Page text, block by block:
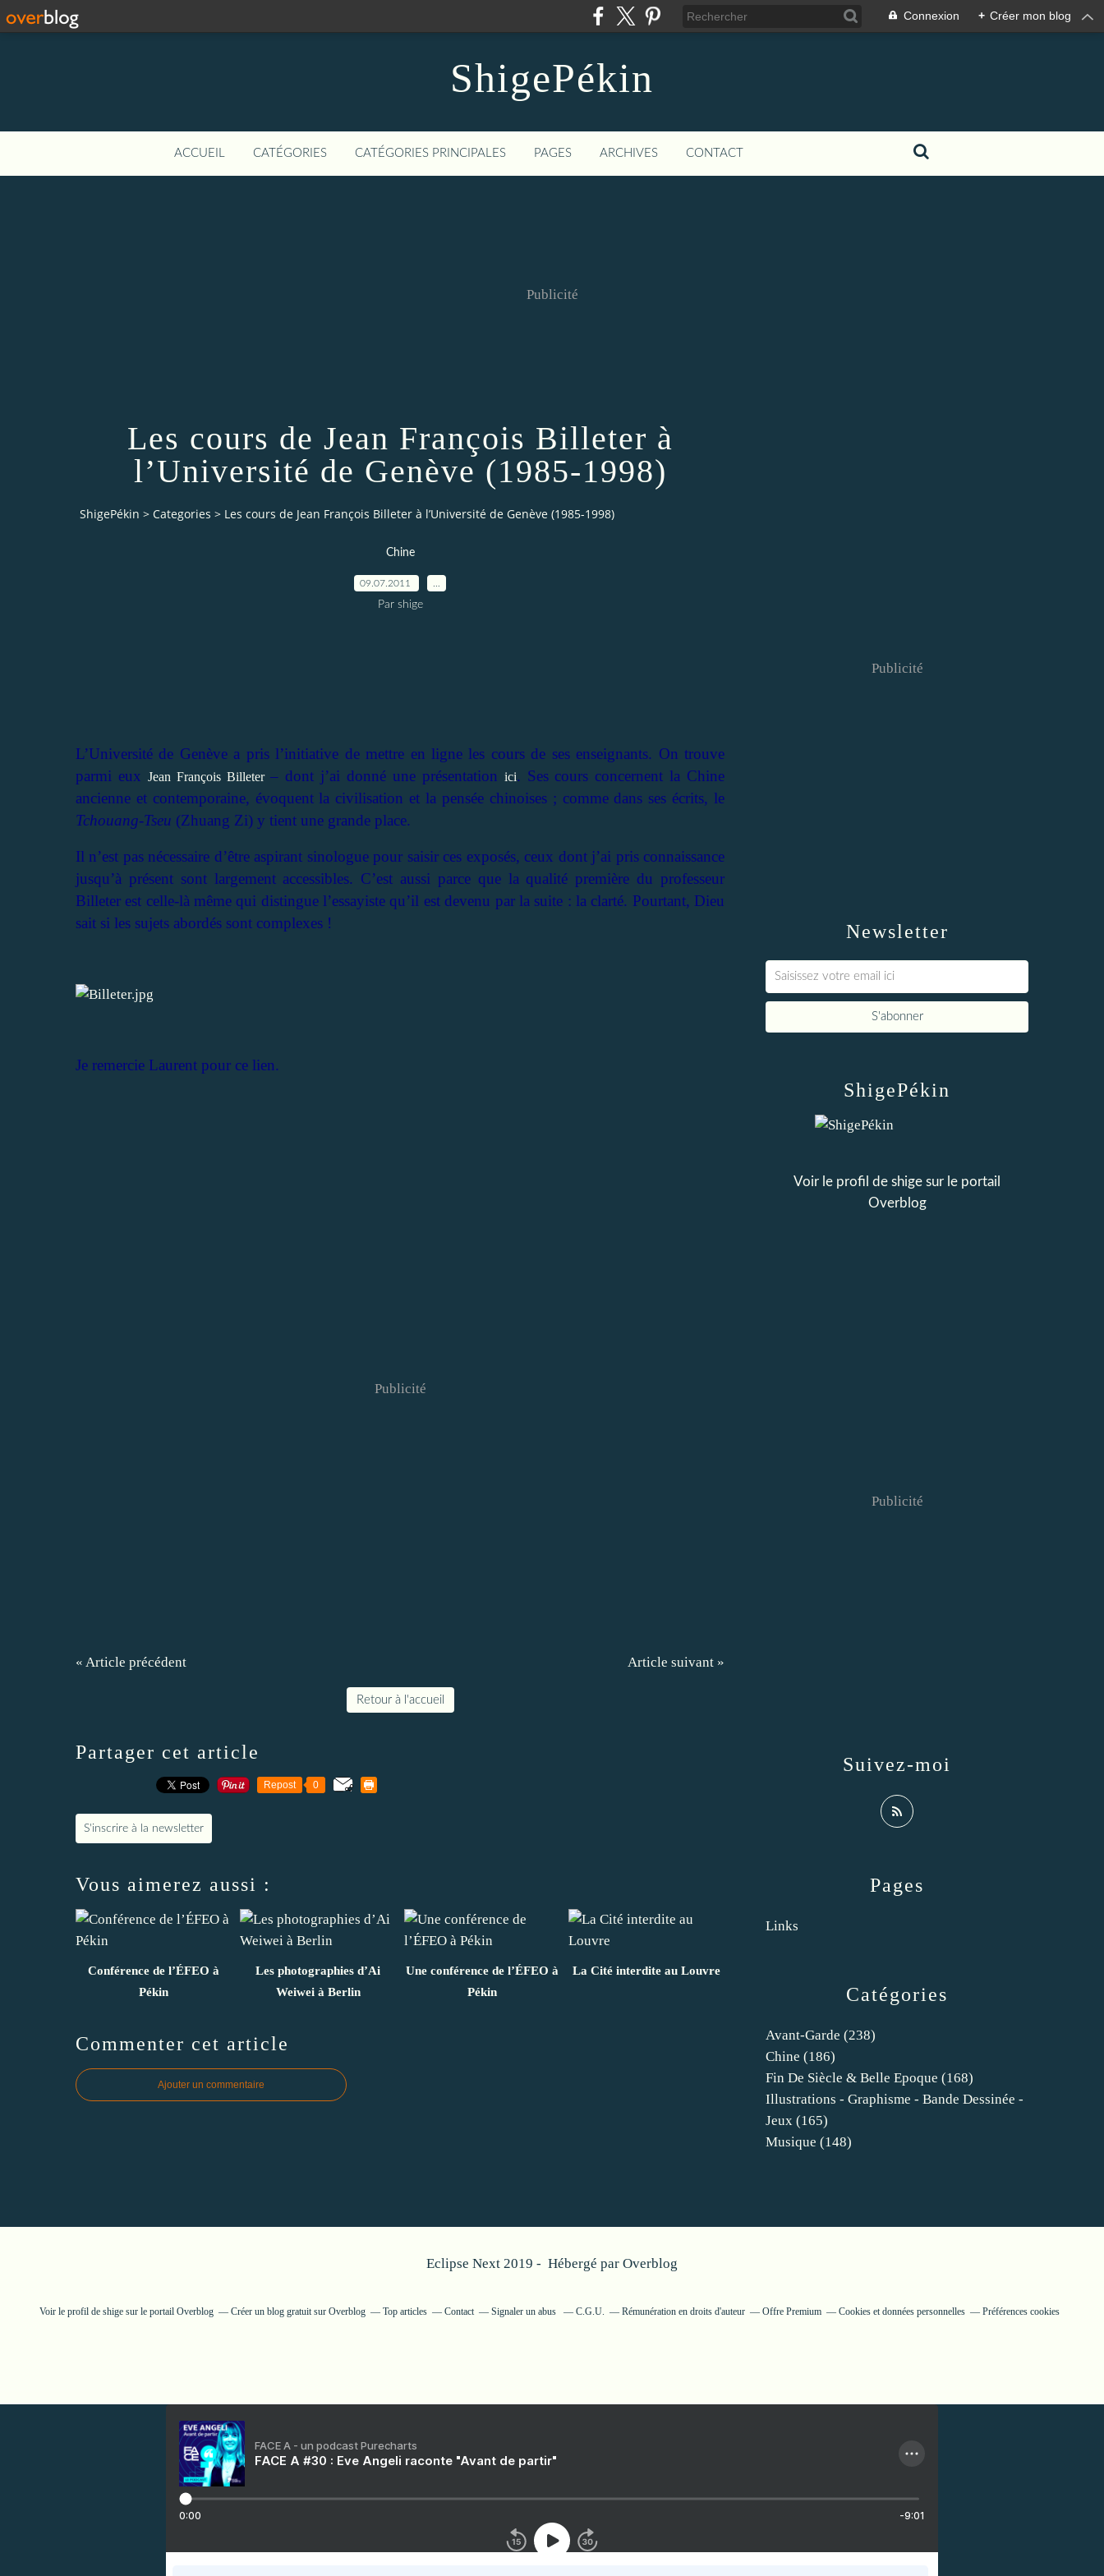
Connexion + Créer mon blog
ShigePékin
ACCUEIL CATÉGORIES CATÉGORIES PRINCIPALES PAGES ARCHIVES CONTACT
Publicité
Les cours de Jean François Billeter à
l’Université de Genève (1985-1998)
ShigePékin > Categories > Les cours de Jean François Billeter à l’Université de Genève (1985-1998)
Chine
09.07.2011
Par shige
L’Université de Genève a pris l’initiative de mettre en ligne les cours de ses enseignants. On trouve
parmi eux Jean François Billeter– dont j’ai donné une présentation ici. Ses cours concernent la Chine
ancienne et contemporaine, évoquent la civilisation et la pensée chinoises ; comme dans ses écrits, le
Tchouang-Tseu (Zhuang Zi) y tient une grande place.
Il n’est pas nécessaire d’être aspirant sinologue pour saisir ces exposés, ceux dont j’ai pris connaissance
jusqu’à présent sont largement accessibles. C’est aussi parce que la qualité première du professeur
Billeter est celle-là même qui distingue l’essayiste qu’il est devenu par la suite : la clarté. Pourtant, Dieu
sait si les sujets abordés sont complexes !
Je remercie Laurent pour ce lien.
Publicité
« Article précédent Article suivant »
Retour à l'accueil
Partager cet article
Repost 0
S'inscrire à la newsletter
Vous aimerez aussi :
Conférence de l’ÉFEO à
Pékin
Les photographies d’Ai
Weiwei à Berlin
Une conférence de l’ÉFEO à
Pékin
La Cité interdite au Louvre
Commenter cet article
Ajouter un commentaire
Newsletter
Publicité
Catégories
Avant-Garde (238)
Chine (186)
Fin De Siècle & Belle Epoque (168)
Illustrations - Graphisme - Bande Dessinée -
Jeux (165)
Musique (148)
Pages
Links
ShigePékin
Voir le profil de shige sur le portail
Overblog
Suivez-moi
Publicité
Eclipse Next 2019 - Hébergé par Overblog
Voir le profil de shige sur le portail Overblog Créer un blog gratuit sur Overblog Top articles Contact Signaler un abus C.G.U. Rémunération en droits d'auteur Offre Premium Cookies et données personnelles Préférences cookies
FACE A - un podcast Purecharts
FACE A #30 : Eve Angeli raconte "Avant de partir"
0:00 -9:01